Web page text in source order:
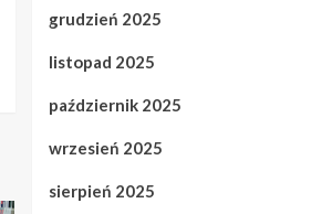
grudzień 2025
listopad 2025
październik 2025
wrzesień 2025
sierpień 2025